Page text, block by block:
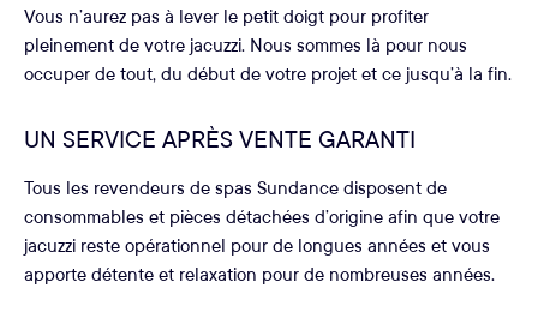
Vous n’aurez pas à lever le petit doigt pour profiter
pleinement de votre jacuzzi. Nous sommes là pour nous
occuper de tout, du début de votre projet et ce jusqu’à la fin.
UN SERVICE APRÈS VENTE GARANTI
Tous les revendeurs de spas Sundance disposent de
consommables et pièces détachées d’origine afin que votre
jacuzzi reste opérationnel pour de longues années et vous
apporte détente et relaxation pour de nombreuses années.